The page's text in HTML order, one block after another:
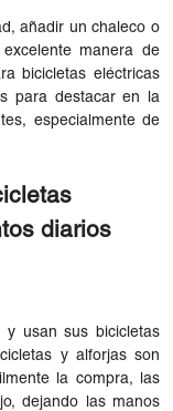
añadir un chaleco o
manera de
bicicletas eléctricas
para destacar en la
especialmente de
diarios
y usan sus bicicletas
y alforjas son
la compra, las
dejando las manos